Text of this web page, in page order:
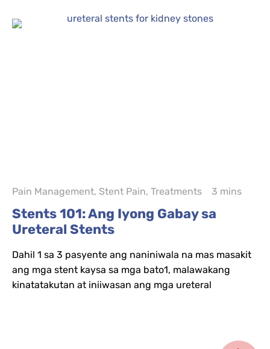
Pain Management, Stent Pain, Treatments 3 mins
Stents 101: Ang Iyong Gabay sa
Ureteral Stents
Dahil 1 sa 3 pasyente ang naniniwala na mas masakit
ang mga stent kaysa sa mga bato1, malawakang
kinatatakutan at iniiwasan ang mga ureteral